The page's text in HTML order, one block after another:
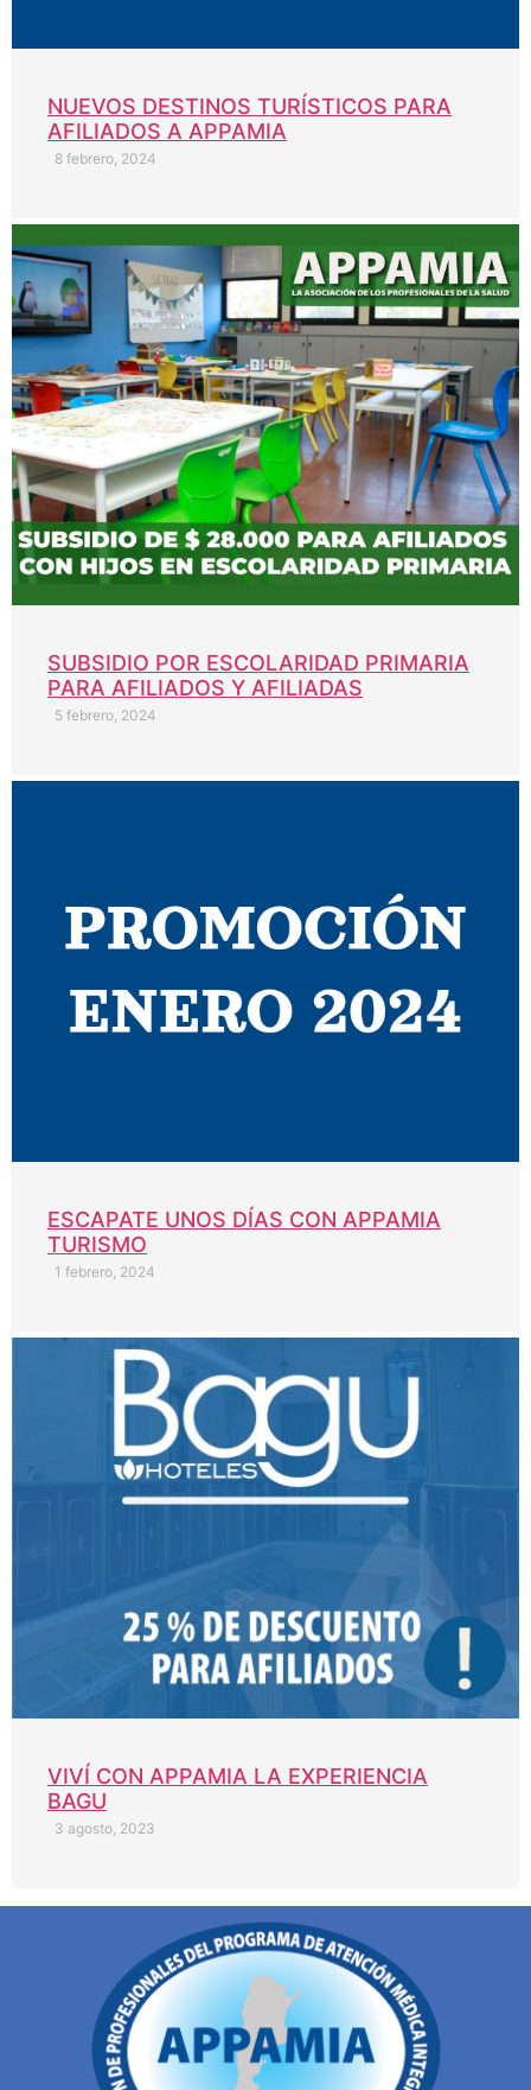
NUEVOS DESTINOS TURÍSTICOS PARA
AFILIADOS A APPAMIA
8 febrero, 2024
SUBSIDIO POR ESCOLARIDAD PRIMARIA
PARA AFILIADOS Y AFILIADAS
5 febrero, 2024
ESCAPATE UNOS DÍAS CON APPAMIA
TURISMO
1 febrero, 2024
VIVÍ CON APPAMIA LA EXPERIENCIA
BAGU
3 agosto, 2023